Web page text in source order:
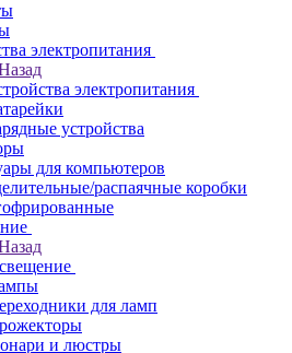
электропитания
электропитания
устройства
для компьютеров
распаячные коробки
для ламп
и люстры